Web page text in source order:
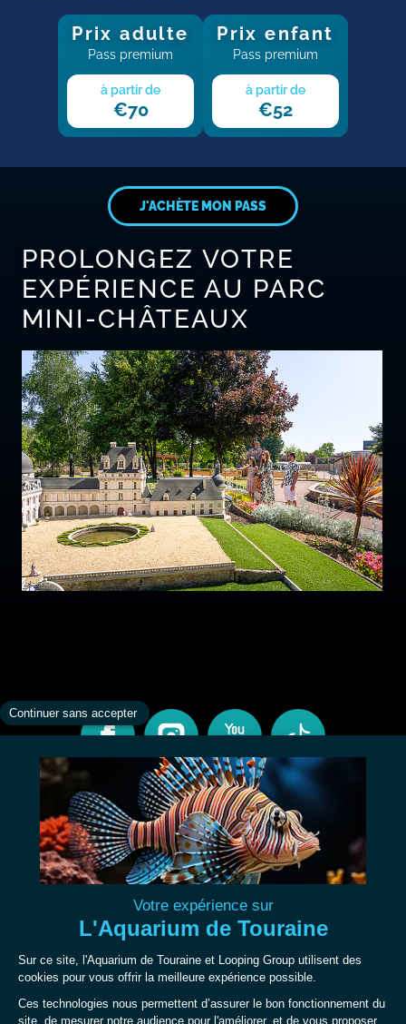
Prix adulte
Pass premium
à partir de
€70
Prix enfant
Pass premium
à partir de
€52
J'ACHÈTE MON PASS
PROLONGEZ VOTRE
EXPÉRIENCE AU PARC
MINI-CHÂTEAUX
CONTACT
INFORMATIONS
À PROPOS